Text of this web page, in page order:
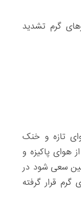
گرم تشدید
تازه و خنک
پاکیزه و
سعی شود در
قرار گرفته